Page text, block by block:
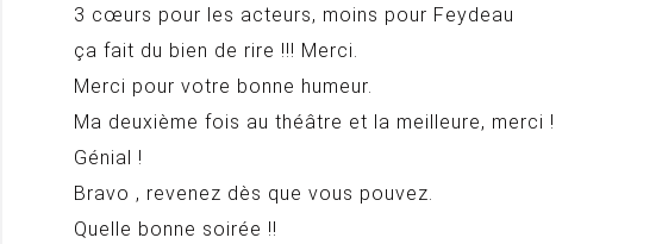
3 cœurs pour les acteurs, moins pour Feydeau
ça fait du bien de rire !!! Merci.
Merci pour votre bonne humeur.
Ma deuxième fois au théâtre et la meilleure, merci !
Génial !
Bravo , revenez dès que vous pouvez.
Quelle bonne soirée !!